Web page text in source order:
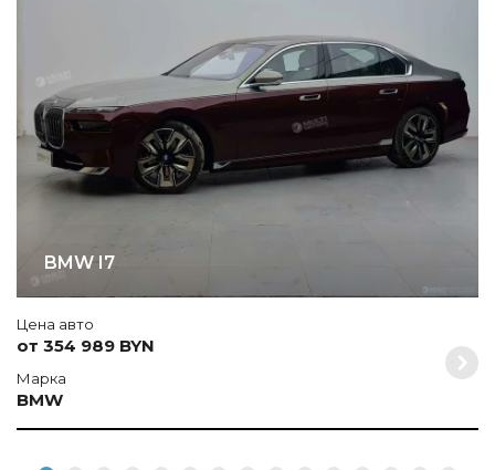
BMW I7
Цена авто
от 354 989 BYN
Марка
BMW